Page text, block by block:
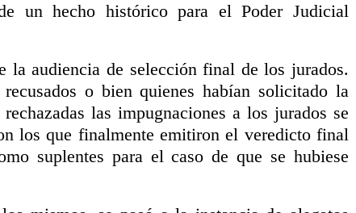
un hecho histórico para el Poder Judicial
la audiencia de selección final de los jurados.
o bien quienes habían solicitado la
las impugnaciones a los jurados se
los que finalmente emitiron el veredicto final
suplentes para el caso de que se hubiese